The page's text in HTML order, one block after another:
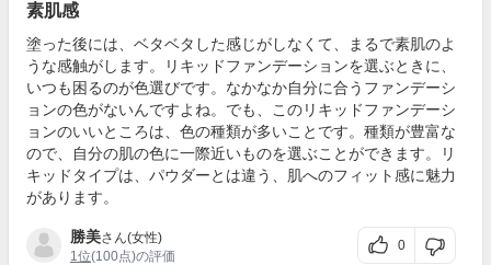
素肌感
塗った後には、ベタベタした感じがしなくて、まるで素肌のよ
うな感触がします。リキッドファンデーションを選ぶときに、
いつも困るのが色選びです。なかなか自分に合うファンデーシ
ョンの色がないんですよね。でも、このリキッドファンデーシ
ョンのいいところは、色の種類が多いことです。種類が豊富な
ので、自分の肌の色に一際近いものを選ぶことができます。リ
キッドタイプは、パウダーとは違う、肌へのフィット感に魅力
があります。
勝美さん(女性)
1位(100点)の評価
0